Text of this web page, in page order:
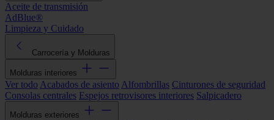
Aceite de transmisión
AdBlue®
Limpieza y Cuidado
Carrocería y Molduras
Molduras interiores
Ver todo Acabados de asiento Alfombrillas Cinturones de seguridad
Consolas centrales Espejos retrovisores interiores Salpicadero
Molduras exteriores